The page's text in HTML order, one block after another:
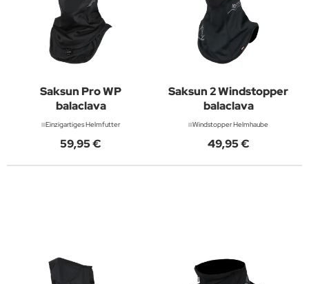
Saksun Pro WP
balaclava
Einzigartiges Helmfutter
59,95 €
Saksun 2 Windstopper
balaclava
Windstopper Helmhaube
49,95 €